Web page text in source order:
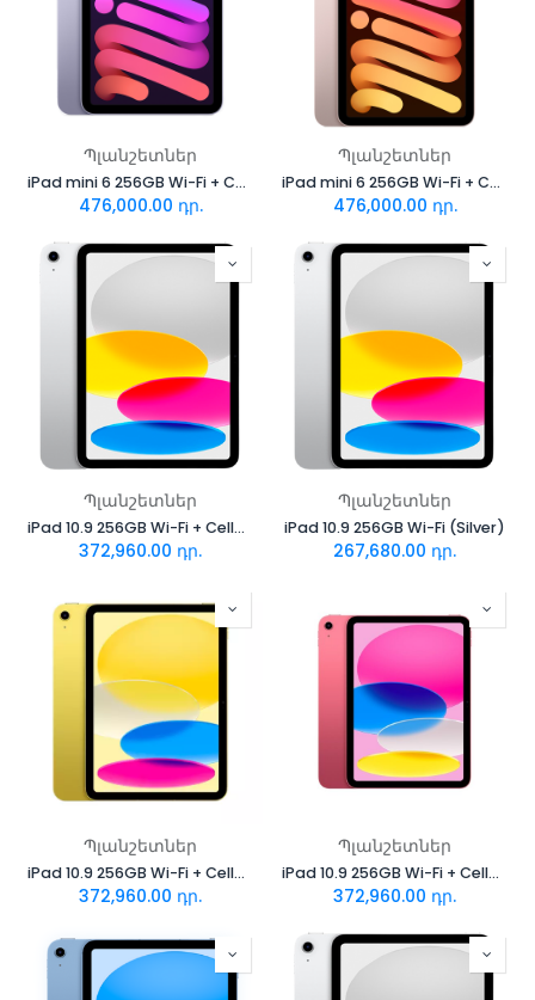
Պլանշետներ
iPad mini 6 256GB Wi-Fi + Cellular (Purple)
476,000.00 դր.
Պլանշետներ
iPad mini 6 256GB Wi-Fi + Cellular (Pink)
476,000.00 դր.
Պլանշետներ
iPad 10.9 256GB Wi-Fi + Cellular (Silver)
372,960.00 դր.
Պլանշետներ
iPad 10.9 256GB Wi-Fi (Silver)
267,680.00 դր.
Պլանշետներ
iPad 10.9 256GB Wi-Fi + Cellular (Yellow)
372,960.00 դր.
Պլանշետներ
iPad 10.9 256GB Wi-Fi + Cellular (Pink)
372,960.00 դր.